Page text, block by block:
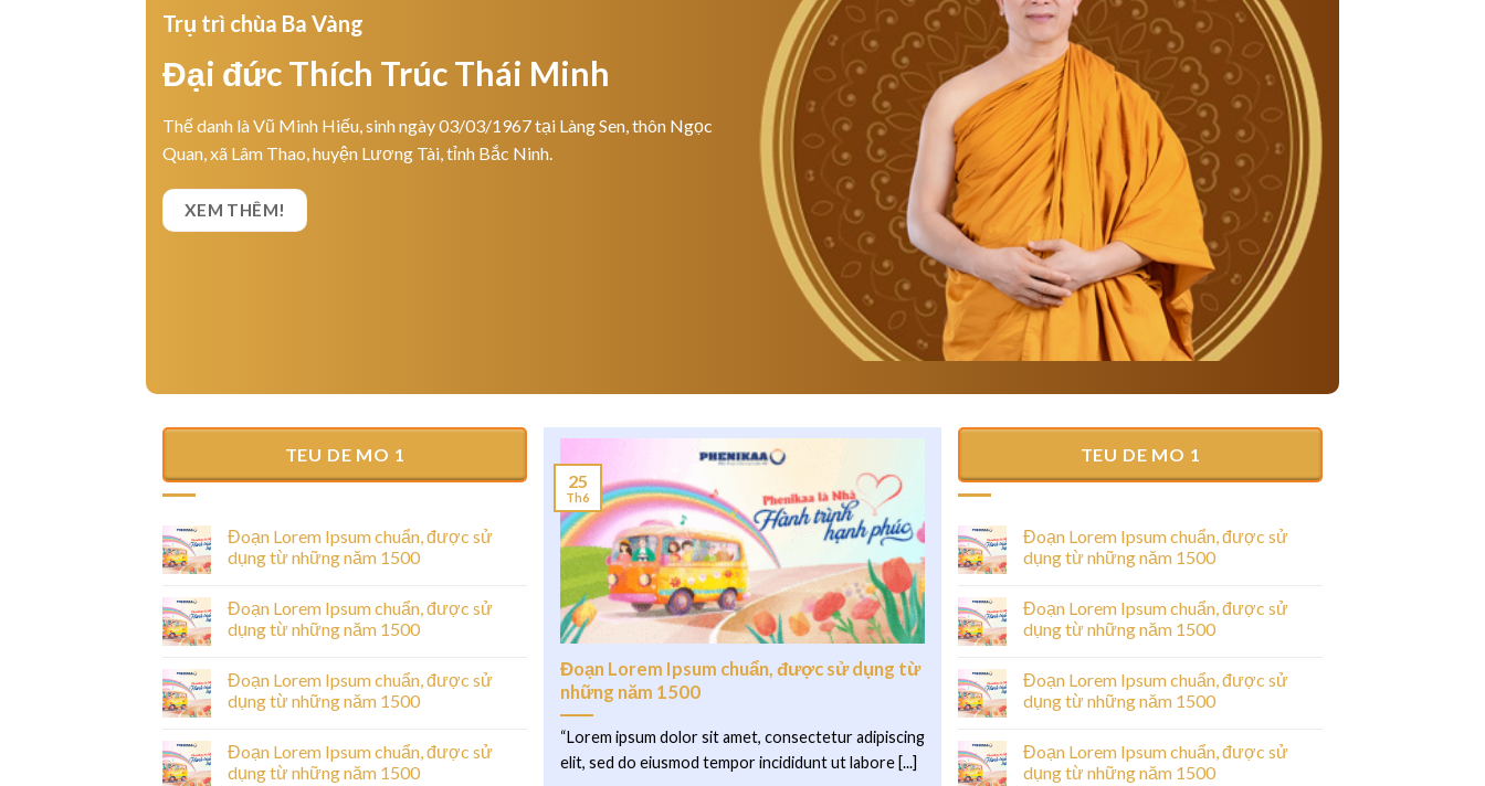
Trụ trì chùa Ba Vàng
Đại đức Thích Trúc Thái Minh
Thế danh là Vũ Minh Hiếu, sinh ngày 03/03/1967 tại Làng Sen, thôn Ngọc
Quan, xã Lâm Thao, huyện Lương Tài, tỉnh Bắc Ninh.
XEM THÊM!
TEU DE MO 1
Đoạn Lorem Ipsum chuẩn, được sử
dụng từ những năm 1500
Đoạn Lorem Ipsum chuẩn, được sử
dụng từ những năm 1500
Đoạn Lorem Ipsum chuẩn, được sử
dụng từ những năm 1500
Đoạn Lorem Ipsum chuẩn, được sử
dụng từ những năm 1500
Đoạn Lorem Ipsum chuẩn, được sử dụng từ
những năm 1500
“Lorem ipsum dolor sit amet, consectetur adipiscing
elit, sed do eiusmod tempor incididunt ut labore [...]
25
Th6
Welcome to WordPress. This is your first post.
Edit or delete it, then start writing!
TEU DE MO 1
Đoạn Lorem Ipsum chuẩn, được sử
dụng từ những năm 1500
Đoạn Lorem Ipsum chuẩn, được sử
dụng từ những năm 1500
Đoạn Lorem Ipsum chuẩn, được sử
dụng từ những năm 1500
Đoạn Lorem Ipsum chuẩn, được sử
dụng từ những năm 1500